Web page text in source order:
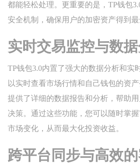
都能轻松处理。更重要的是，TP钱包
安全机制，确保用户的加密资产得到最
实时交易监控与数
TP钱包3.0内置了强大的数据分析和实
以实时查看市场行情和自己钱包的资
提供了详细的数据报告和分析，帮助
决策。通过这些功能，您可以随时掌
市场变化，从而最大化投资收益。
跨平台同步与高效